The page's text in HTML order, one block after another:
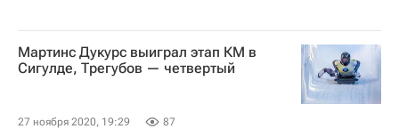
Мартинс Дукурс выиграл этап КМ в
Сигулде, Трегубов — четвертый
27 ноября 2020, 19:29 87